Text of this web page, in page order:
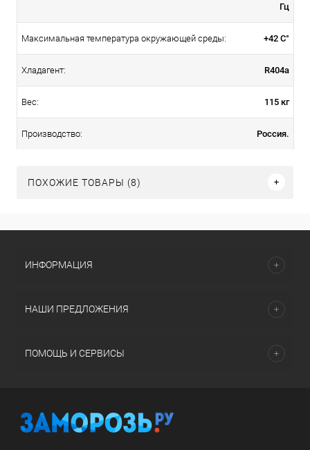
Гц
Максимальная температура окружающей среды: +42 С°
Хладагент: R404a
Вес: 115 кг
Производство: Россия.
ПОХОЖИЕ ТОВАРЫ (8)
ИНФОРМАЦИЯ
НАШИ ПРЕДЛОЖЕНИЯ
ПОМОЩЬ И СЕРВИСЫ